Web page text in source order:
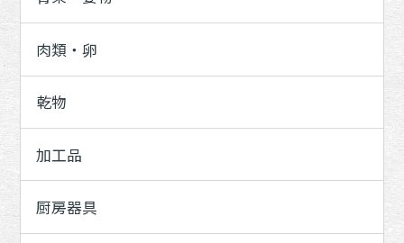
肉類・卵
乾物
加工品
厨房器具